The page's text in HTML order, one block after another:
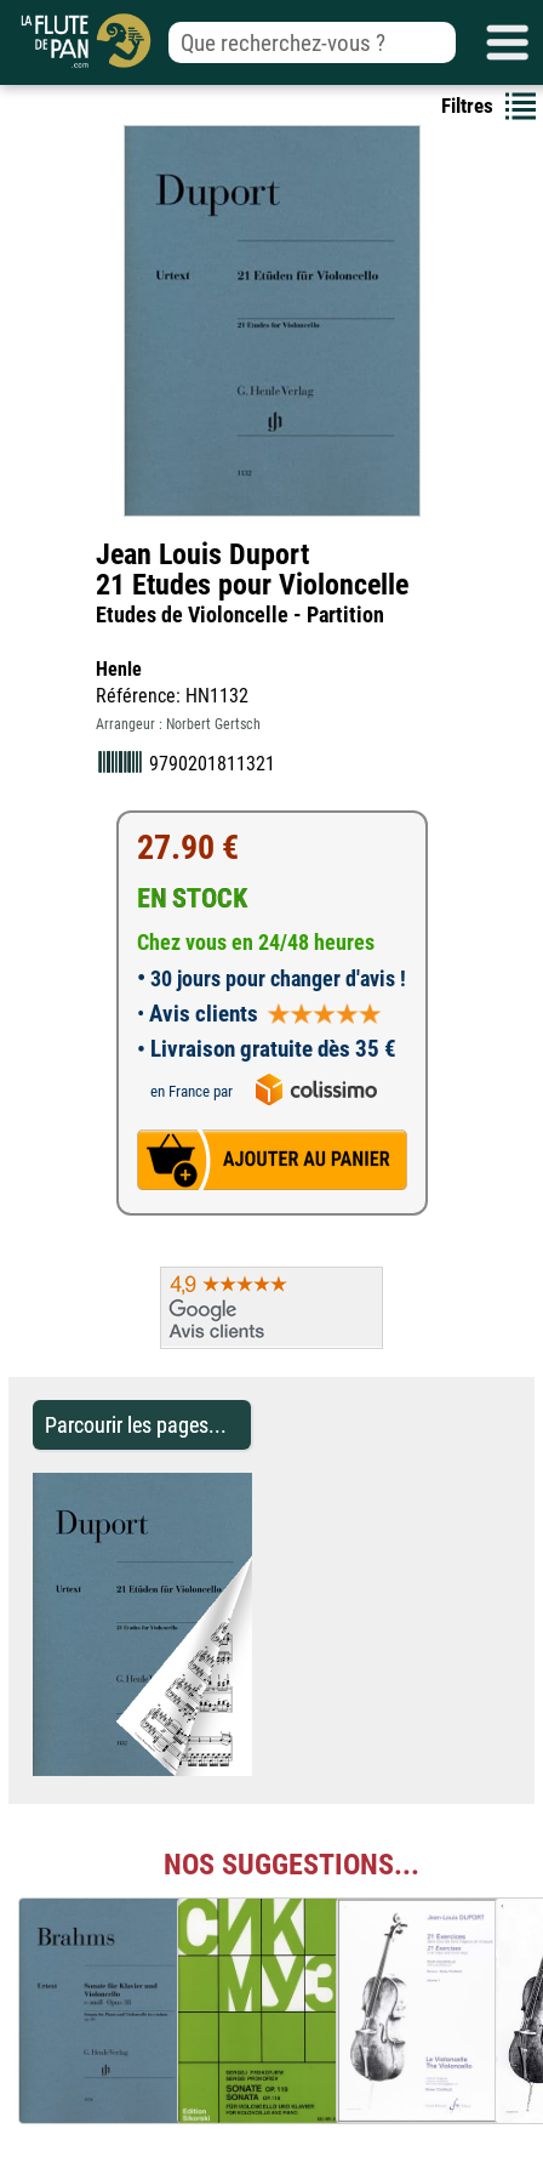
Filtres
Jean Louis Duport
21 Etudes pour Violoncelle
Etudes de Violoncelle - Partition
Henle
Référence: HN1132
Arrangeur : Norbert Gertsch
9790201811321
27.90 €
EN STOCK
Chez vous en 24/48 heures
• 30 jours pour changer d'avis !
• Avis clients
• Livraison gratuite dès 35 €
en France par
Parcourir les pages...
NOS SUGGESTIONS...